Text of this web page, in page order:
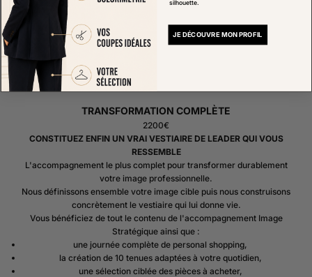
TRANSFORMATION COMPLÈTE
2200€
CONSTITUEZ ENFIN UN VRAI VESTIAIRE DE LEADER QUI VOUS
RESSEMBLE
L'accompagnement le plus complet pour transformer durablement
votre image professionnelle.
Nous définissons ensemble votre image cible puis nous construisons
concrètement le vestiaire qui lui donne vie.
Vous bénéficiez de tout le contenu de l'accompagnement Image
Stratégique ainsi que :
une journée complète de personal shopping,
la création de 10 tenues adaptées à votre quotidien,
une sélection ciblée des pièces à acheter,
silhouette.
JE DÉCOUVRE MON PROFIL